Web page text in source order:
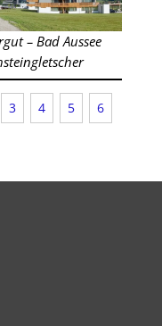
– Bad Aussee
3 4 5 6